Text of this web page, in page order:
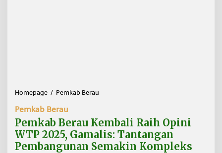
Homepage / Pemkab Berau
k
a
b
B
Pemkab Berau
Pemkab Berau Kembali Raih Opini
WTP 2025, Gamalis: Tantangan
Pembangunan Semakin Kompleks